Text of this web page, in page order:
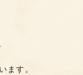
ます。